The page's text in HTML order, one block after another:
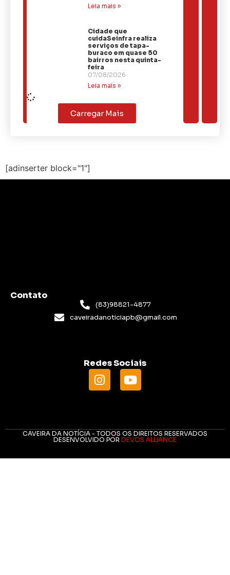
Leia mais »
Cidade que
cuidaSeinfra realiza
serviços de tapa-
buraco em quase 50
bairros nesta quinta-
feira
07/08/2026
Leia mais »
Carregar Mais
[adinserter block="1"]
Contato
(83)98821-4877
caveiradanoticiapb@gmail.com
Redes Sociais
CAVEIRA DA NOTÍCIA - TODOS OS DIREITOS RESERVADOS
DESENVOLVIDO POR DEVOS ALLIANCE